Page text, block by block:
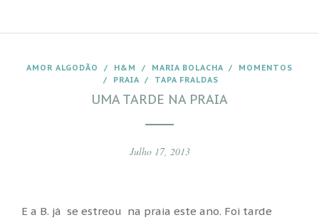
AMOR ALGODÃO / H&M / MARIA BOLACHA / MOMENTOS
/ PRAIA / TAPA FRALDAS
UMA TARDE NA PRAIA
Julho 17, 2013
E a B. já se estreou na praia este ano. Foi tarde